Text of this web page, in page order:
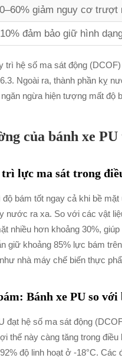
giảm nguy cơ trượt
đảm bảo giữ hình
trì hệ số ma sát động
Ngoài ra, thành phần kỵ
ngừa hiện tượng mất độ
của bánh xe
trì lực ma sát trong
độ bám tốt ngay cả khi bề
nước ra xa. So với các vật
nhiều hơn khoảng 30%,
giữ khoảng 85% lực bám
nhà máy chế biến thực
Bánh xe PU so với
đạt hệ số ma sát động
thế này càng tăng trong
độ linh hoạt ở -18°C. Các